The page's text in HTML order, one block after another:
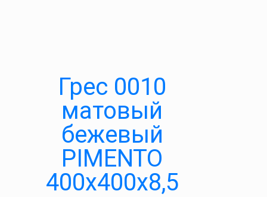
Грес 0010
матовый
бежевый
PIMENTO
400х400х8,5